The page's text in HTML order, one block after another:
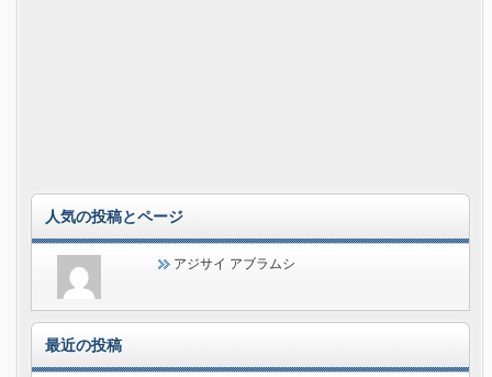
人気の投稿とページ
アジサイ アブラムシ
最近の投稿